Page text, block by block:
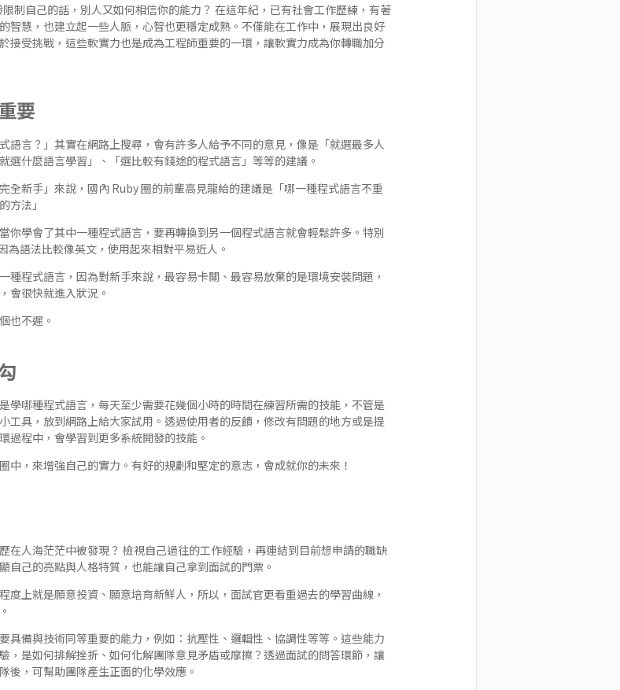
限制自己的話，別人又如何相信你的能力？ 在這年紀，已有社會工作歷練，有著
智慧，也建立起一些人脈，心智也更穩定成熟。不僅能在工作中，展現出良好
接受挑戰，這些軟實力也是成為工程師重要的一環，讓軟實力成為你轉職加分
要
語言？」其實在網路上搜尋，會有許多人給予不同的意見，像是「就選最多人
選什麼語言學習」、「選比較有錢途的程式語言」等等的建議。
全新手」來說，國內 Ruby 圈的前輩高見龍給的建議是「哪一種程式語言不重
方法」
你學會了其中一種程式語言，要再轉換到另一個程式語言就會輕鬆許多。特別
語法比較像英文，使用起來相對平易近人。
種程式語言，因為對新手來說，最容易卡關、最容易放棄的是環境安裝問題，
會很快就進入狀況。
也不遲。
學哪種程式語言，每天至少需要花幾個小時的時間在練習所需的技能，不管是
工具，放到網路上給大家試用。透過使用者的反饋，修改有問題的地方或是提
過程中，會學習到更多系統開發的技能。
中，來增強自己的實力。有好的規劃和堅定的意志，會成就你的未來！
在人海茫茫中被發現？ 檢視自己過往的工作經驗，再連結到目前想申請的職缺
自己的亮點與人格特質，也能讓自己拿到面試的門票。
度上就是願意投資、願意培育新鮮人，所以，面試官更看重過去的學習曲線，
具備與技術同等重要的能力，例如：抗壓性、邏輯性、協調性等等。這些能力
，是如何排解挫折、如何化解團隊意見矛盾或摩擦？透過面試的問答環節，讓
後，可幫助團隊產生正面的化學效應。